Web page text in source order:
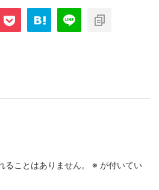
ることはありません。 ※ が付いてい